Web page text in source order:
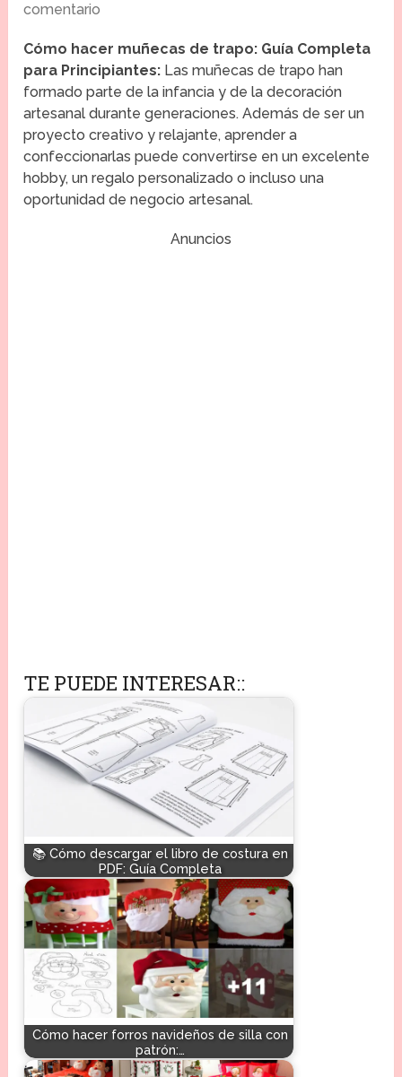
comentario
Cómo hacer muñecas de trapo: Guía Completa
para Principiantes: Las muñecas de trapo han
formado parte de la infancia y de la decoración
artesanal durante generaciones. Además de ser un
proyecto creativo y relajante, aprender a
confeccionarlas puede convertirse en un excelente
hobby, un regalo personalizado o incluso una
oportunidad de negocio artesanal.
Anuncios
TE PUEDE INTERESAR::
📚 Cómo descargar el libro de costura en
PDF: Guía Completa
Cómo hacer forros navideños de silla con
patrón:…